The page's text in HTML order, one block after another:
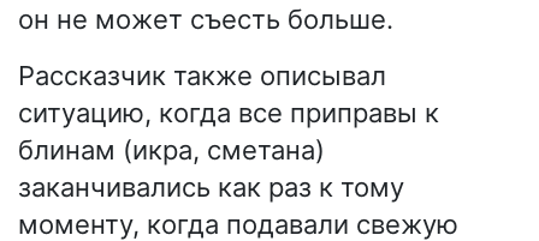
он не может съесть больше.
Рассказчик также описывал
ситуацию, когда все приправы к
блинам (икра, сметана)
заканчивались как раз к тому
моменту, когда подавали свежую